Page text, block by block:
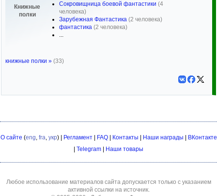
Книжные
полки
Сокровищница боевой фантастики (4
человека)
Зарубежная Фантастика (2 человека)
фантастика (2 человека)
...
книжные полки » (33)
О сайте (eng, fra, укр) | Регламент| FAQ| Контакты Наши награды
ВКонтакте
Telegram Наши товары
Любое использование материалов сайта допускается только с указанием
активной ссылки на источник.